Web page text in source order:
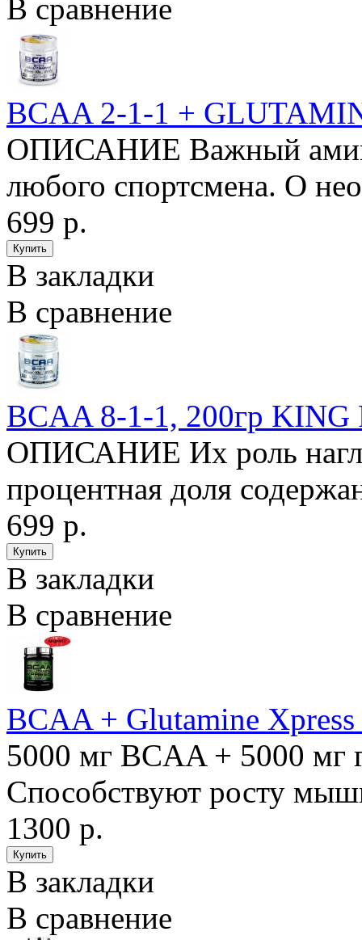
В сравнение
BCAA 2-1-1 +
ОПИСАНИЕ Важный
любого спортсмена. О
699 р.
В закладки
В сравнение
BCAA 8-1-1, 200гр KING
ОПИСАНИЕ Их роль
процентная доля
699 р.
В закладки
В сравнение
BCAA + Glutamine
5000 мг BCAA + 5000 мг
Способствуют росту
1300 р.
В закладки
В сравнение